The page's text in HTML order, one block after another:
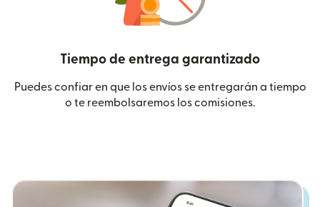
Tiempo de entrega garantizado
Puedes confiar en que los envíos se entregarán a tiempo
o te reembolsaremos los comisiones.